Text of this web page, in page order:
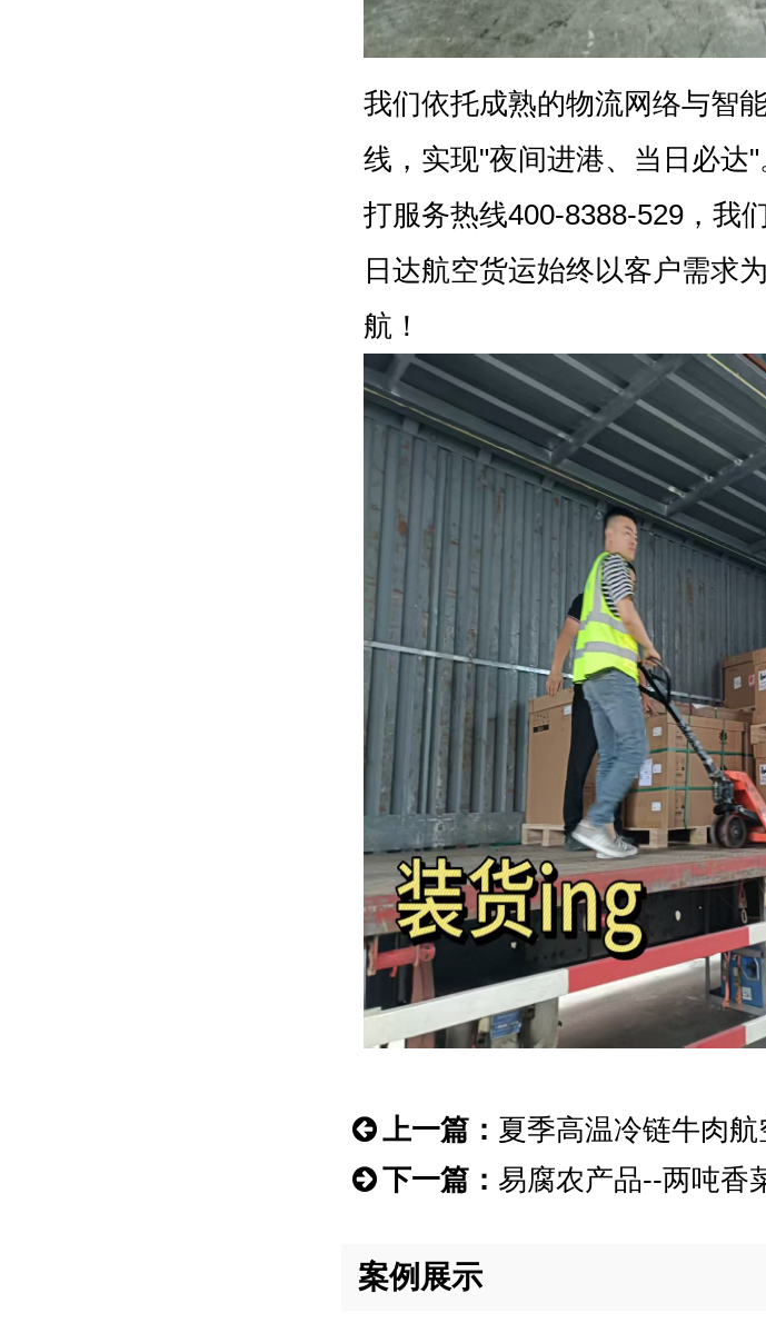
我们依托成熟的物流网络与智
线，实现"夜间进港、当日必达
打服务热线400-8388-529，我
日达航空货运始终以客户需求
航！
上一篇： 夏季高温冷链牛肉航
下一篇： 易腐农产品--两吨香
案例展示